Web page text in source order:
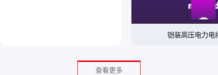
铠装高压电力电
查看更多